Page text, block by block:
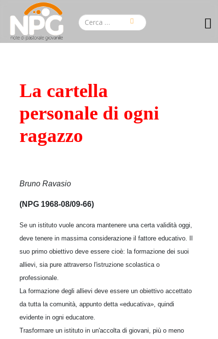
La cartella
personale di ogni
ragazzo
Bruno Ravasio
(NPG 1968-08/09-66)
Se un istituto vuole ancora mantenere una certa validità oggi,
deve tenere in massima considerazione il fattore educativo. Il
suo primo obiettivo deve essere cioè: la formazione dei suoi
allievi, sia pure attraverso l'istruzione scolastica o
professionale.
La formazione degli allievi deve essere un obiettivo accettato
da tutta la comunità, appunto detta «educativa», quindi
evidente in ogni educatore.
Trasformare un istituto in un'accolta di giovani, più o meno